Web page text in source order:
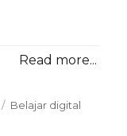
Read more...
Categories
Belajar digital